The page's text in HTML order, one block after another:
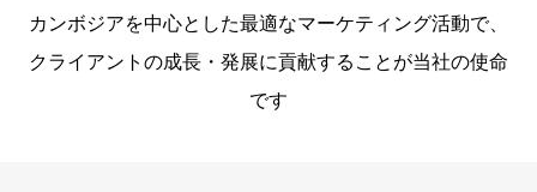
カンボジアを中心とした最適なマーケティング活動で、
クライアントの成長・発展に貢献することが当社の使命
です